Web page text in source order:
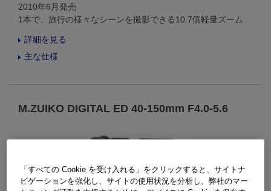
2010年6月発売
1本で、旅行の様々なシーンを撮影できる10.7倍軽量ズーム
詳細を見る
主な仕様
M.ZUIKO DIGITAL ED 40-150mm F4.0-5.6
「すべての Cookie を受け入れる」をクリックすると、サイトナ
ビゲーションを強化し、サイトの使用状況を分析し、弊社のマー